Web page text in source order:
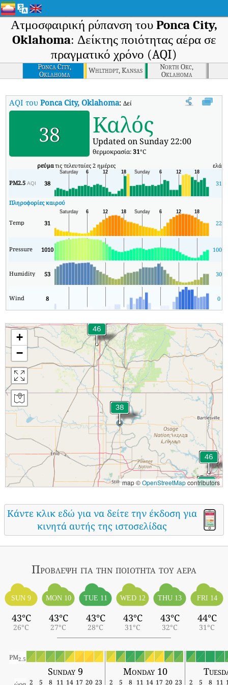
Ατμοσφαιρική ρύπανση του Ponca City,
Oklahoma: Δείκτης ποιότητας αέρα σε
πραγματικό χρόνο (AQI)
Ponca City,
Oklahoma
Whlthdpt, Kansas
North Okc,
Oklahoma
AQI τουPonca City, Oklahoma:Δείκτης ποιότητας αέρα σε
38 Καλός
Updated on Sunday 22:00
θερμοκρασία:31°C
ρεύματις τελευταίες 2 ημέρες ελάχ
PM2.5AQI 38 31
Πληροφορίες καιρού
Temp 31 22
Pressure 1010 1007
Humidity 53 30
Wind 8 0
+
−
map ©OpenStreetMapcontributors
Κάντε κλικ εδώ για να δείτε την έκδοση για
κινητά αυτής της ιστοσελίδας
Πρόβλεψη για την ποιότητα του αέρα
SUN 9
43°C
26°C
MON 10
43°C
27°C
TUE 11
43°C
28°C
WED 12
43°C
31°C
THU 13
43°C
32°C
FRI 14
44°C
31°C
PM2.5
Sunday 9 Monday 10
2 5 8 11 14 17 20 23 2 5 8 11 14 17 20 23 2 5 8 11